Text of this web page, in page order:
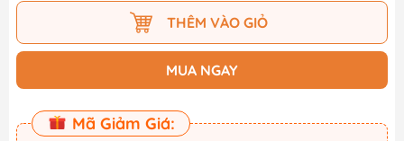
THÊM VÀO GIỎ
MUA NGAY
Mã Giảm Giá: